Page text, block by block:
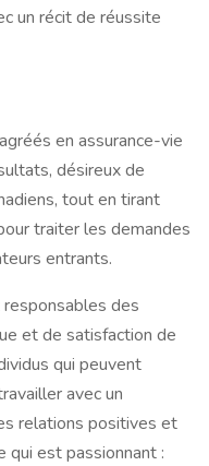
un récit de réussite
en assurance-vie
désireux de
tout en tirant
traiter les demandes
entrants.
des
et de satisfaction de
qui peuvent
avec un
relations positives et
qui est passionnant :